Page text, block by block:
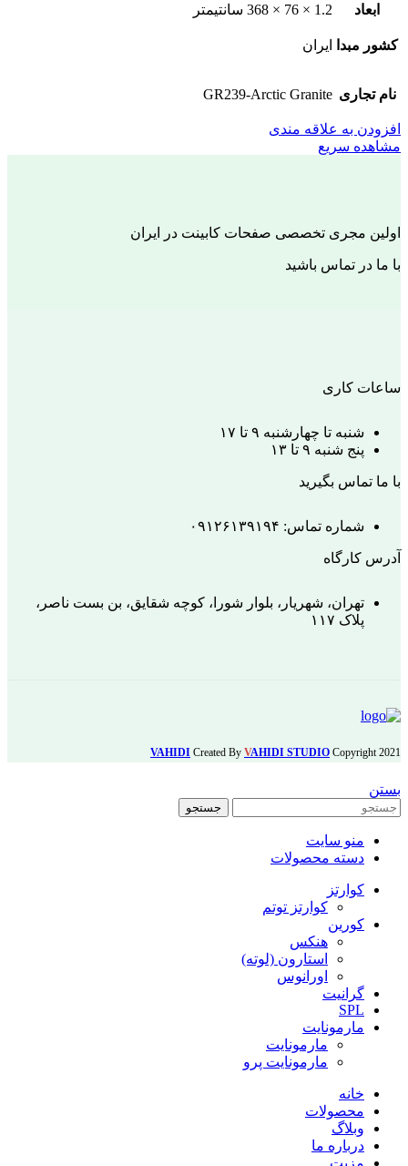
ابعاد
1.2 × 76 × 368 سانتیمتر
کشور مبدا ایران
نام تجاری GR239-Arctic Granite
افزودن به علاقه مندی
مشاهده سریع
اولین مجری تخصصی صفحات کابینت در ایران
با ما در تماس باشید
ساعات کاری
شنبه تا چهارشنبه ۹ تا ۱۷
پنج شنبه ۹ تا ۱۳
با ما تماس بگیرید
شماره تماس: ۰۹۱۲۶۱۳۹۱۹۴
آدرس کارگاه
تهران، شهریار، بلوار شورا، کوچه شقایق، بن بست ناصر،
پلاک ۱۱۷
VAHIDI Created By VAHIDI STUDIO Copyright 2021
بستن
جستجو
منو سایت
دسته محصولات
کوارتز
کوارتز توتم
کورین
هنکس
استارون (لوته)
اورانوس
گرانیت
SPL
مارمونایت
مارمونایت
مارمونایت پرو
خانه
محصولات
وبلاگ
درباره ما
مزیت